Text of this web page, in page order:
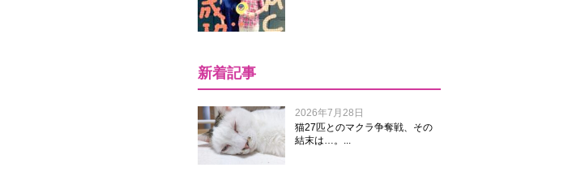
新着記事
2026年7月28日
猫27匹とのマクラ争奪戦、その
結末は…。...